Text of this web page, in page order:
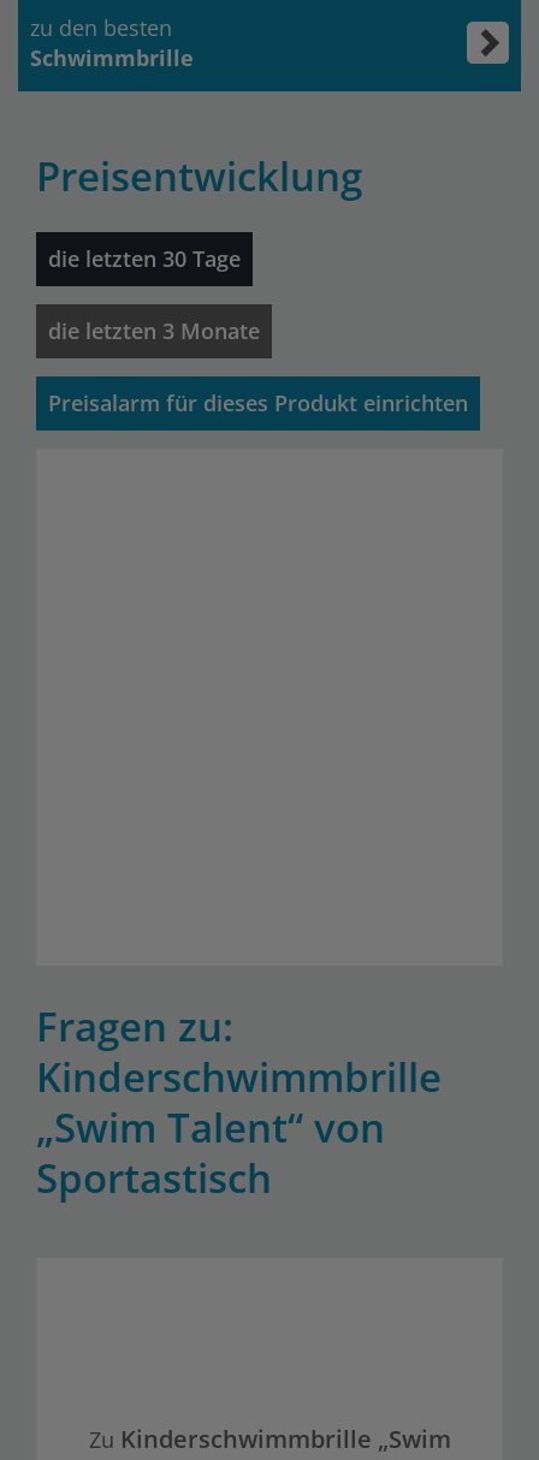
zu den besten
Schwimmbrille
Preisentwicklung
die letzten 30 Tage
die letzten 3 Monate
Preisalarm für dieses Produkt einrichten
Fragen zu:
Kinderschwimmbrille
„Swim Talent“ von
Sportastisch
Zu Kinderschwimmbrille „Swim